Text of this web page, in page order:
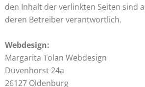
den Inhalt der verlinkten Seiten sind
deren Betreiber verantwortlich.
Webdesign:
Margarita Tolan Webdesign
Duvenhorst 24a
26127 Oldenburg